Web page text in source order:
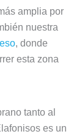
amplia por
nuestra
, donde
esta zona
tanto al
es un